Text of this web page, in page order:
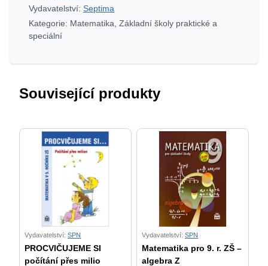
Vydavatelství: Septima
Kategorie: Matematika Základní školy praktické a
speciální
Související produkty
Vydavatelství: SPN
PROCVIČUJEME SI
počítání přes milio
Vydavatelství: SPN
Matematika pro 9. r. ZŠ –
algebra Z